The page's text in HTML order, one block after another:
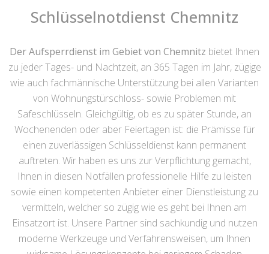
Schlüsselnotdienst Chemnitz
Der Aufsperrdienst im Gebiet von Chemnitz bietet Ihnen
zu jeder Tages- und Nachtzeit, an 365 Tagen im Jahr, zügige
wie auch fachmännische Unterstützung bei allen Varianten
von Wohnungstürschloss- sowie Problemen mit
Safeschlüsseln. Gleichgültig, ob es zu später Stunde, an
Wochenenden oder aber Feiertagen ist: die Prämisse für
einen zuverlässigen Schlüsseldienst kann permanent
auftreten. Wir haben es uns zur Verpflichtung gemacht,
Ihnen in diesen Notfällen professionelle Hilfe zu leisten
sowie einen kompetenten Anbieter einer Dienstleistung zu
vermitteln, welcher so zügig wie es geht bei Ihnen am
Einsatzort ist. Unsere Partner sind sachkundig und nutzen
moderne Werkzeuge und Verfahrensweisen, um Ihnen